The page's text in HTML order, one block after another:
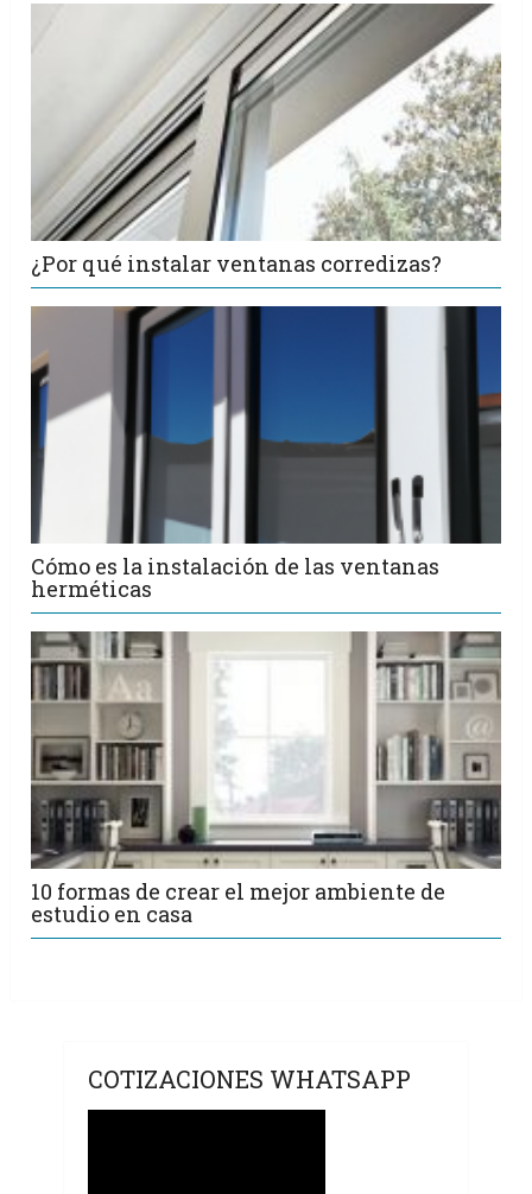
¿Por qué instalar ventanas corredizas?
Cómo es la instalación de las ventanas
herméticas
10 formas de crear el mejor ambiente de
estudio en casa
COTIZACIONES WHATSAPP